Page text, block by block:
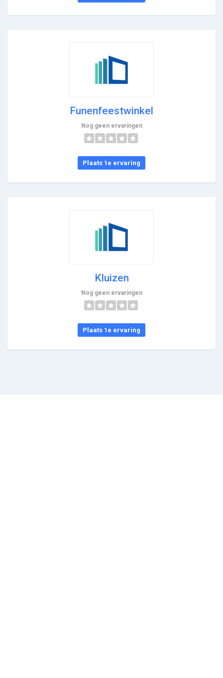
Funenfeestwinkel
Nog geen ervaringen
Plaats 1e ervaring
Kluizen
Nog geen ervaringen
Plaats 1e ervaring